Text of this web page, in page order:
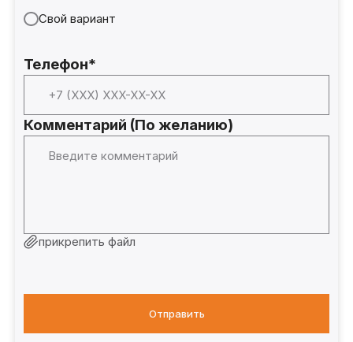
Свой вариант
Телефон*
Комментарий (По желанию)
прикрепить файл
Отправить